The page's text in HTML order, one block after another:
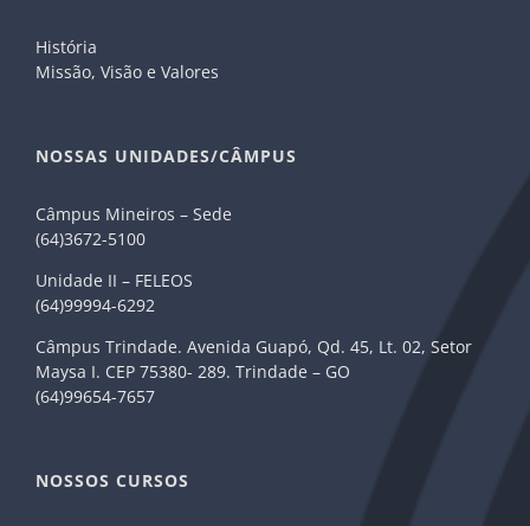
História
Missão, Visão e Valores
NOSSAS UNIDADES/CÂMPUS
Câmpus Mineiros – Sede
(64)3672-5100
Unidade II – FELEOS
(64)99994-6292
Câmpus Trindade. Avenida Guapó, Qd. 45, Lt. 02, Setor
Maysa I. CEP 75380- 289. Trindade – GO
(64)99654-7657
NOSSOS CURSOS